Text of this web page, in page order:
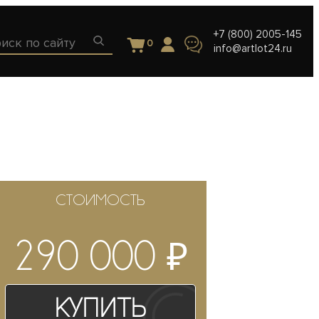
0
+7 (800) 2005-145
info@artlot24.ru
СТОИМОСТЬ
290 000 ₽
Купить